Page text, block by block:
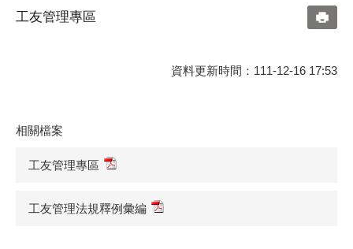
工友管理專區
資料更新時間：111-12-16 17:53
相關檔案
工友管理專區
工友管理法規釋例彙編